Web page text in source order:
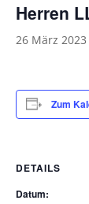
Herren
26 März
Zum
DETAILS
Datum: